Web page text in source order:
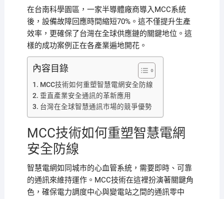
在台南科學園區，一家半導體廠商導入MCC系統
後，設備故障回應時間縮短70%。這不僅提升生產
效率，更確保了台灣在全球供應鏈的關鍵地位。這
樣的成功案例正在各產業遍地開花。
內容目錄
MCC技術如何重塑智慧電網安全防線
垂直產業安全通訊的革新應用
台灣在全球智慧通訊市場的競爭優勢
MCC技術如何重塑智慧電網
安全防線
智慧電網如同城市的心血管系統，需要即時、可靠
的通訊來維持運作。MCC技術在這裡扮演著關鍵角
色，確保電力調度中心與變電站之間的通訊零中